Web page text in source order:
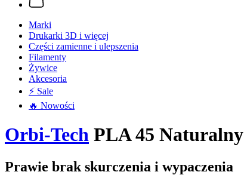
Marki
Drukarki 3D i więcej
Części zamienne i ulepszenia
Filamenty
Żywice
Akcesoria
⚡ Sale
🔥 Nowości
Orbi-Tech PLA 45 Naturalny
Prawie brak skurczenia i wypaczenia